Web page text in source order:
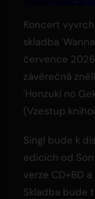
Koncert
skladba
července
závěrečná
'Honzuki no
(Vzestup
Singl bude k
edicích od
verze CD+BD
Skladba bude